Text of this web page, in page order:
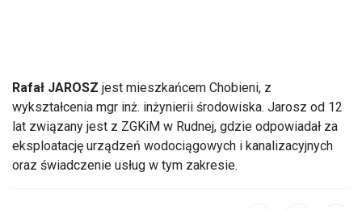
Rafał JAROSZ jest mieszkańcem Chobieni, z
wykształcenia mgr inż. inżynierii środowiska. Jarosz od 12
lat związany jest z ZGKiM w Rudnej, gdzie odpowiadał za
eksploatację urządzeń wodociągowych i kanalizacyjnych
oraz świadczenie usług w tym zakresie.